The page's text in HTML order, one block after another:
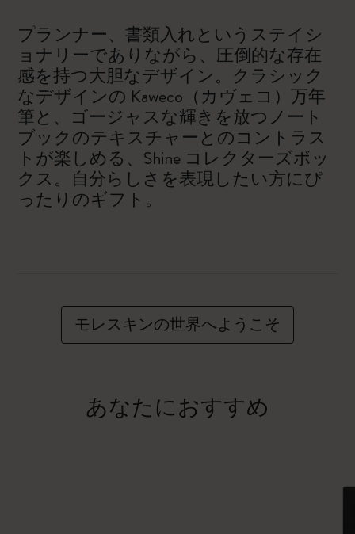
プランナー、書類入れというステイシ
ョナリーでありながら、圧倒的な存在
感を持つ大胆なデザイン。クラシック
なデザインの Kaweco（カヴェコ）万年
筆と、ゴージャスな輝きを放つノート
ブックのテキスチャーとのコントラス
トが楽しめる、Shine コレクターズボッ
クス。自分らしさを表現したい方にぴ
ったりのギフト。
モレスキンの世界へようこそ
あなたにおすすめ